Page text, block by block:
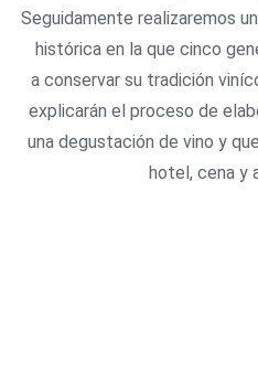
Seguidamente realizaremos
histórica en la que cinco
a conservar su tradición
explicarán el proceso de
una degustación de vino y
hotel, cena y